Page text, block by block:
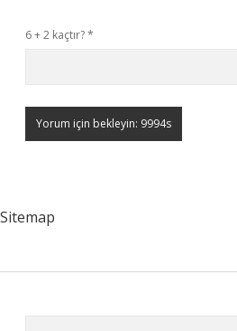
6 + 2 kaçtır?*
Sitemap